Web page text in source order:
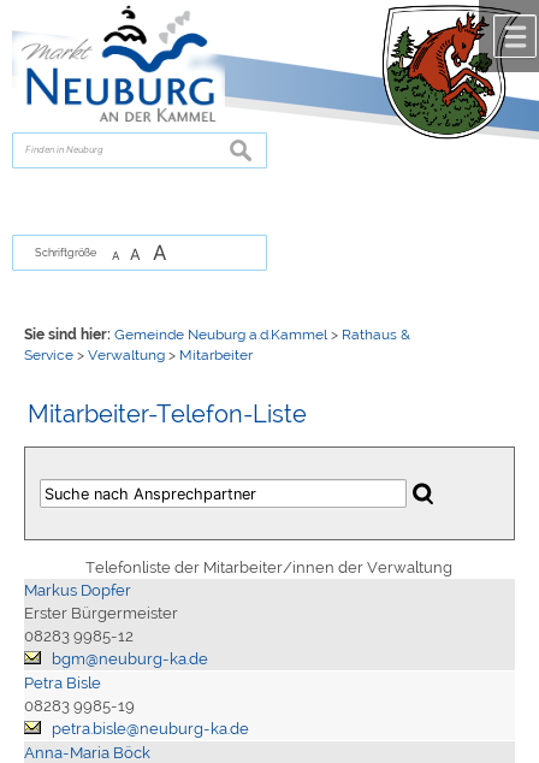
zur Navigationoder
springen.
suchen
Schriftgröße A A A
Sie sind hier: Gemeinde Neuburg a.d.Kammel > Rathaus &
Service> Verwaltung> Mitarbeiter
Mitarbeiter-Telefon-Liste
Telefonliste der Mitarbeiter/innen der Verwaltung
Markus Dopfer
Erster Bürgermeister
08283 9985-12
bgm@neuburg-ka.de
Petra Bisle
08283 9985-19
petra.bisle@neuburg-ka.de
Anna-Maria Böck